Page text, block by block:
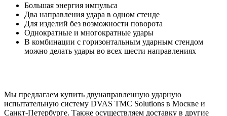
Большая энергия импульса
Два направления удара в одном стенде
Для изделий без возможности поворота
Однократные и многократные удары
В комбинации с горизонтальным ударным стендом
можно делать удары во всех шести направлениях
Мы предлагаем купить двунаправленную ударную
испытательную систему DVAS TMC Solutions в Москве и
Санкт-Петербурге. Также осуществляем доставку в другие